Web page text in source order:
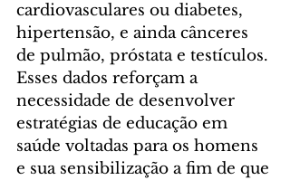
cardiovasculares ou diabetes,
hipertensão, e ainda cânceres
de pulmão, próstata e testículos.
Esses dados reforçam a
necessidade de desenvolver
estratégias de educação em
saúde voltadas para os homens
e sua sensibilização a fim de que